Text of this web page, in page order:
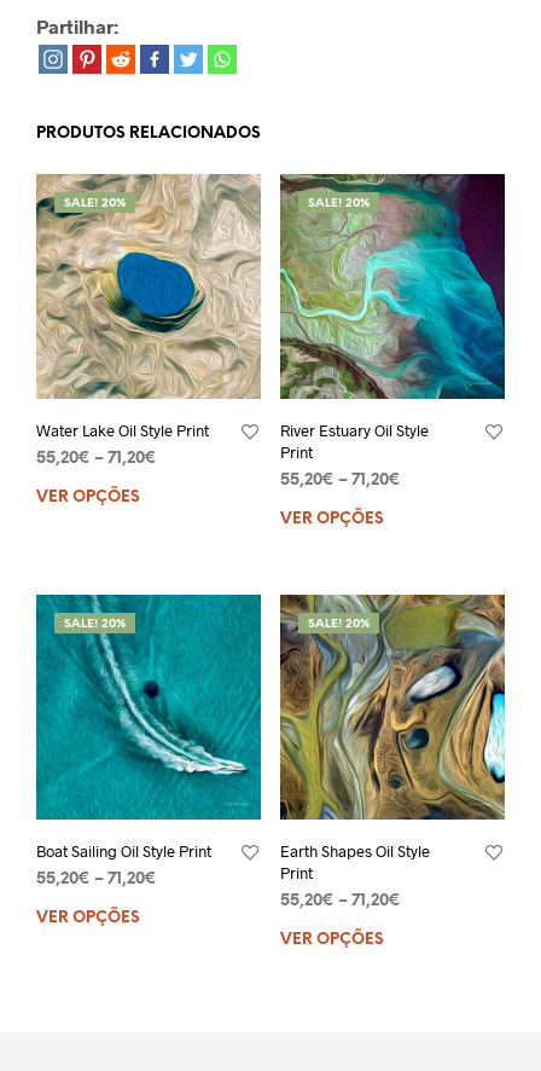
Partilhar:
PRODUTOS RELACIONADOS
SALE! 20%
Water Lake Oil Style Print
55,20€ – 71,20€
VER OPÇÕES
SALE! 20%
River Estuary Oil Style
Print
55,20€ – 71,20€
VER OPÇÕES
SALE! 20%
Boat Sailing Oil Style Print
55,20€ – 71,20€
VER OPÇÕES
SALE! 20%
Earth Shapes Oil Style
Print
55,20€ – 71,20€
VER OPÇÕES